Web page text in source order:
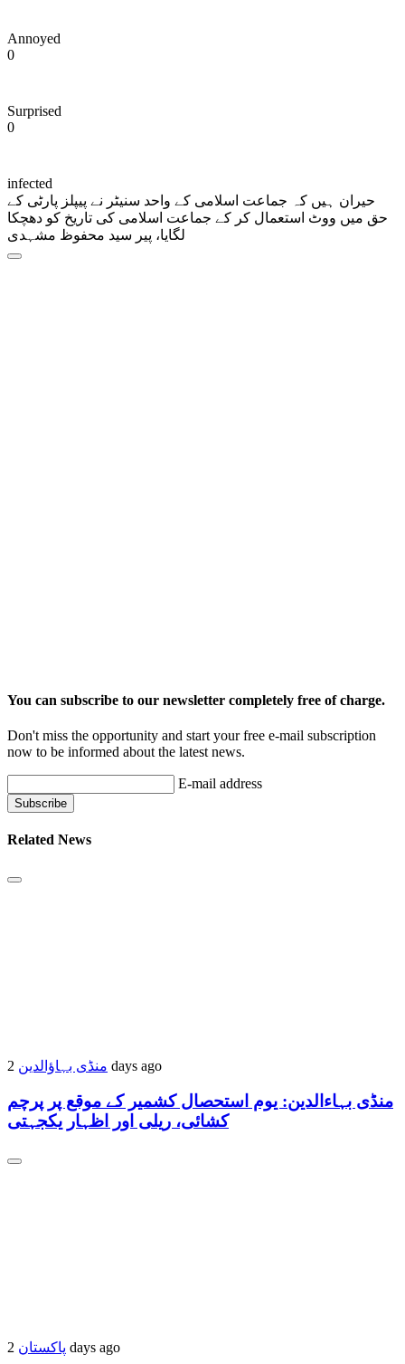
Annoyed
0
Surprised
0
infected
حیران ہیں کہ جماعت اسلامی کے واحد سنیٹر نے پیپلز پارٹی کے
حق میں ووٹ استعمال کر کے جماعت اسلامی کی تاریخ کو دھچکا
لگایا، پیر سید محفوظ مشہدی
You can subscribe to our newsletter completely free of charge.
Don't miss the opportunity and start your free e-mail subscription
now to be informed about the latest news.
E-mail address
Related News
منڈی بہاؤالدین 2 days ago
منڈی بہاءالدین: یوم استحصال کشمیر کے موقع پر پرچم
کشائی، ریلی اور اظہار یکجہتی
پاکستان 2 days ago